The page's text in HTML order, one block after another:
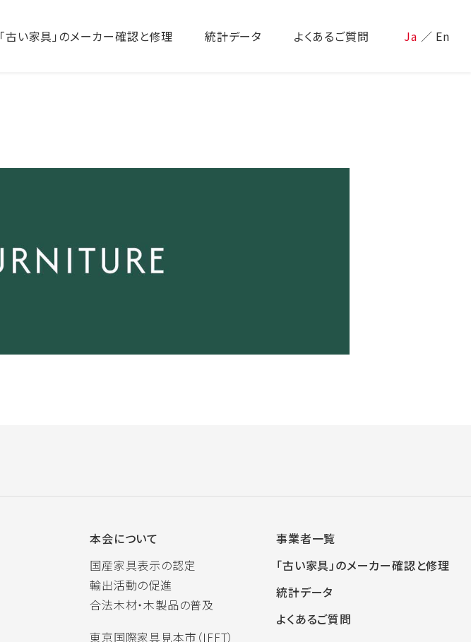
「古い家具」のメーカー確認と修理 統計データ よくあるご質問 Ja ／ En
本会について
国産家具表示の認定
輸出活動の促進
合法木材・木製品の普及
東京国際家具見本市（IFFT）
事業者一覧
「古い家具」のメーカー確認と修理
統計データ
よくあるご質問